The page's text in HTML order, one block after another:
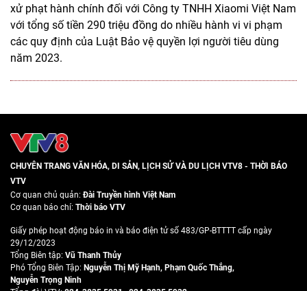
xử phạt hành chính đối với Công ty TNHH Xiaomi Việt Nam
với tổng số tiền 290 triệu đồng do nhiều hành vi vi phạm
các quy định của Luật Bảo vệ quyền lợi người tiêu dùng
năm 2023.
CHUYÊN TRANG VĂN HÓA, DI SẢN, LỊCH SỬ VÀ DU LỊCH VTV8 - THỜI BÁO
VTV
Cơ quan chủ quản:Đài Truyền hình Việt Nam
Cơ quan báo chí: Thời báo VTV
Giấy phép hoạt động báo in và báo điện tử số 483/GP-BTTTT cấp ngày
29/12/2023
Tổng Biên tập: Vũ Thanh Thủy
Phó Tổng Biên Tập: Nguyễn Thị Mỹ Hạnh, Phạm Quốc Thắng,
Nguyễn Trọng Ninh